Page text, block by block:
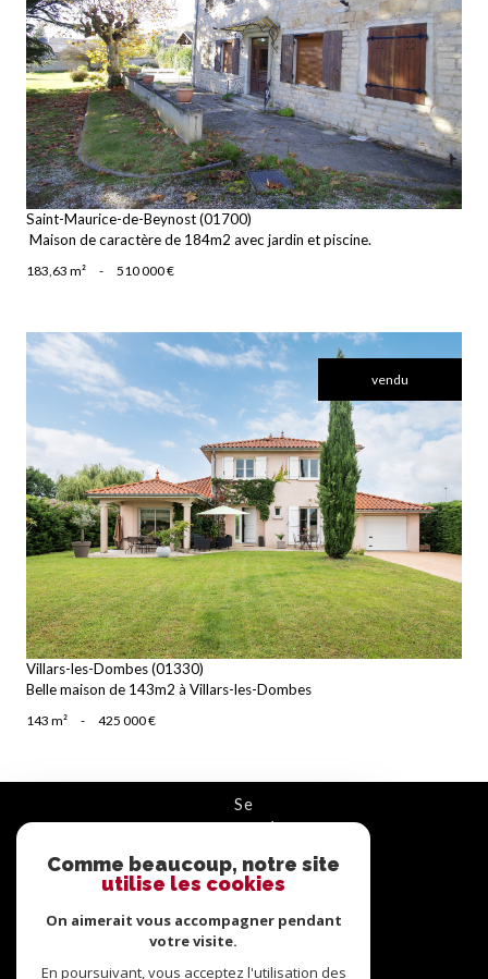
voir le bien
Saint-Maurice-de-Beynost (01700)
Maison de caractère de 184m2 avec jardin et piscine.
183,63 m² - 510 000 €
vendu
voir le bien
Villars-les-Dombes (01330)
Belle maison de 143m2 à Villars-les-Dombes
143 m² - 425 000 €
se
connecter
ESPACE PROPRIÉTAIRE
nous
suivre
Comme beaucoup, notre site
utilise les cookies
On aimerait vous accompagner pendant
votre visite.
En poursuivant, vous acceptez l'utilisation des